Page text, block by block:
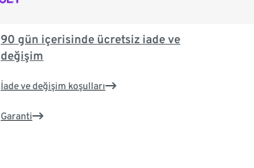
90 gün içerisinde ücretsiz iade ve
değişim
İade ve değişim koşulları
Garanti